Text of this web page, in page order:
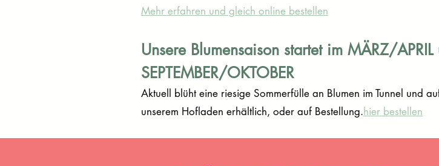
Mehr erfahren und gleich online bestellen
Unsere Blumensaison startet im MÄRZ/
SEPTEMBER/OKTOBER
Aktuell blüht eine riesige Sommerfülle an Blumen im Tunnel und
unserem Hofladen erhältlich, oder auf Bestellung.hier bestellen